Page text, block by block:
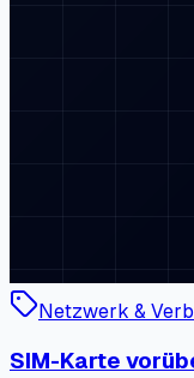
Netzwerk &
SIM-Karte